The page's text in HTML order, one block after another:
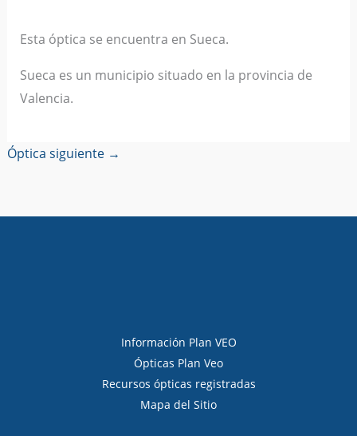
Esta óptica se encuentra en Sueca.
Sueca es un municipio situado en la provincia de
Valencia.
Óptica siguiente →
Información Plan VEO
Ópticas Plan Veo
Recursos ópticas registradas
Mapa del Sitio